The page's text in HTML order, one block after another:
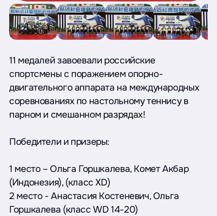
11 медалей завоевали российские
спортсмены с поражением опорно-
двигательного аппарата на международных
соревнованиях по настольному теннису в
парном и смешанном разрядах!
Победители и призеры:
1 место – Ольга Горшкалева, Комет Акбар
(Индонезия), (класс XD)
2 место - Анастасия Костеневич, Ольга
Горшкалева (класс WD 14-20)